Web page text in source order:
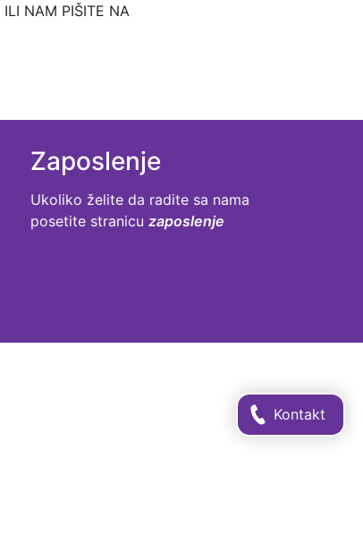
NAM PIŠITE NA
Zaposlenje
Ukoliko želite da radite sa nama
posetite stranicu zaposlenje
Kontakt